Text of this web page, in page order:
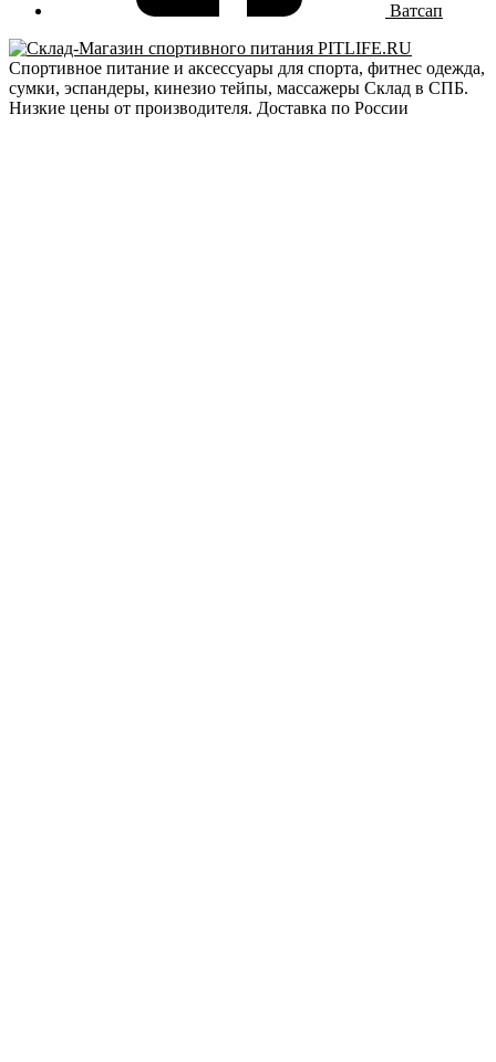
Ватсап
Спортивное питание и аксессуары для спорта, фитнес одежда,
сумки, эспандеры, кинезио тейпы, массажеры Склад в СПБ.
Низкие цены от производителя. Доставка по России